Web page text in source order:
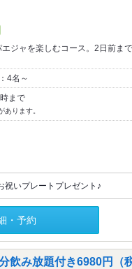
ジャを楽しむコース。2日前ま
4名～
まで
ります。
祝いプレートプレゼント♪
・予約
飲み放題付き6980円（